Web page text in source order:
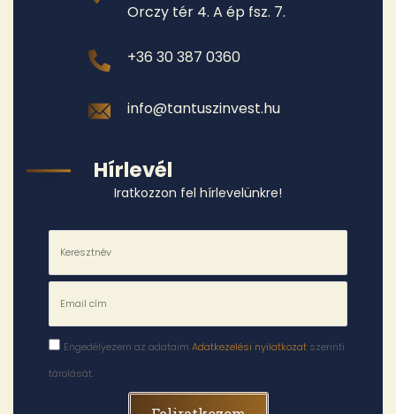
Orczy tér 4. A ép fsz. 7.
+36 30 387 0360
info@tantuszinvest.hu
Hírlevél
Iratkozzon fel hírlevelünkre!
Engedélyezem az adataim Adatkezelési nyilatkozat szerinti
tárolását.